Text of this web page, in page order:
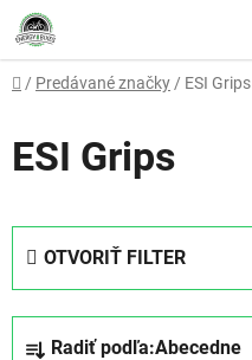
Prejsť na obsah
Domov
/ Predávané značky / ESI Grips
ESI Grips
OTVORIŤ FILTER
Radiť podľa:Abecedne